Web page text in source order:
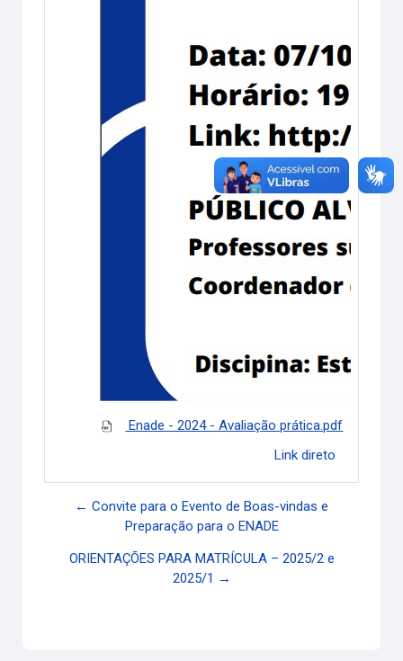
Enade - 2024 - Avaliação prática.pdf
Link direto
← Convite para o Evento de Boas-vindas e
Preparação para o ENADE
ORIENTAÇÕES PARA MATRÍCULA – 2025/2 e
2025/1 →